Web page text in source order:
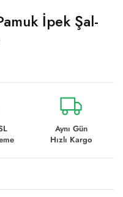
İpek Şal-
Aynı Gün
Hızlı Kargo